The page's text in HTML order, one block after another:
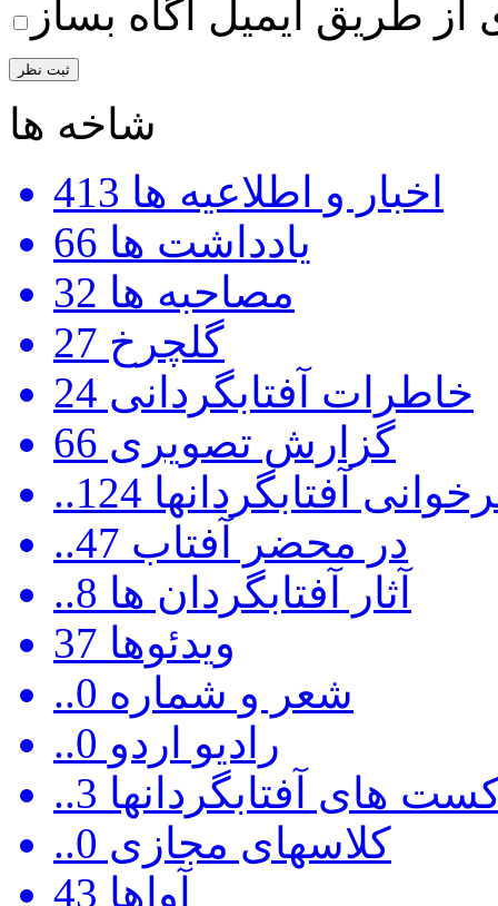
طریق ایمیل آگاه بساز
شاخه ها
اخبار و اطلاعیه ها 413
یادداشت ها 66
مصاحبه ها 32
گلچرخ 27
خاطرات آفتابگردانی 24
گزارش تصویری 66
آفتابگردانها 124
..در محضر آفتاب 47
..آثار آفتابگردان ها 8
ویدئوها 37
..شعر و شماره 0
..رادیو اردو 0
های آفتابگردانها 3
..کلاسهای مجازی 0
آواها 43